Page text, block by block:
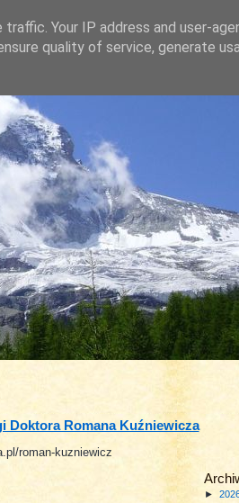
Doktora Romana Kuźniewicza
roman-kuzniewicz
►
Your IP address and user-
quality of service, generate